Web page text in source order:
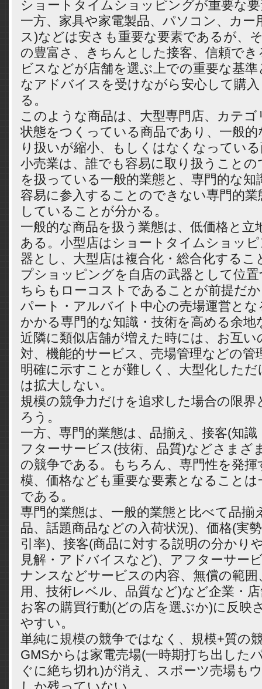
ショートタイムショッピングが重要な
一方、家具や家電製品、パソコン、カー
ス)などは安さも重要な要素であるが、
の豊富さ、きちんとした接客、信頼で
ビスなどが店舗を選ぶ上での重要な基
なアドバイスを受けながら安心して購
る。
このような商品は、大型専門店、カテ
状態をつくっている商品であり、一般
り扱いが縮小、もしくはなくなってい
小売業は、誰でも容易に取り扱うこと
を扱っている一般的業態と、専門的な知
容易に参入することのできない専門的
していることが分かる。
一般的な商品を扱う業態は、低価格と立
ある。小型店はショートタイムショッ
器とし、大型店は複合化・総合化する
プショッピングを自店の武器として位
ちらもローコストであることが前提だ
パート・アルバイト中心の売場運営と
かかる専門的な知識・技術を高める余地
近隣に類似店舗が増えた時には、お互い
対、機能的サービス、売場管理などの管
明確に示すことが難しく、大型化した
は拡大しない。
規模の競争力だけを追求した場合の限
ろう。
一方、専門的業態は、品揃え、接客(知
フターサービス(技術、品質)などさまざ
の競争である。もちろん、専門性を発揮
模、価格なども重要な要素となることは
である。
専門的業態は、一般的業態と比べて品揃
品、話題商品などの入荷状況)、価格(実
引率)、接客(商品に対する説明の分かり
見解・アドバイスなど)、アフターサー
ナンスなどサービスの内容、無償の範囲
用、技術レベル、品質など)など企業・
お客の購買行動(どの店を選ぶか)に反映
やすい。
単純に規模の競争ではなく、規模+質の
GMSからは家電売場(一時期打ち出した
ぐに絶ち切れ)が消え、スポーツ売場も